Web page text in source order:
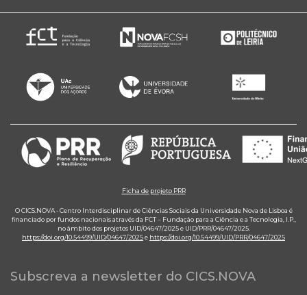
Ficha de projeto PRR
O CICS.NOVA - Centro Interdisciplinar de Ciências Sociais da Universidade Nova de Lisboa é
financiado por fundos nacionais através da FCT – Fundação para a Ciência e a Tecnologia, I.P.,
no âmbito dos projetos UID/04647/2025 e UID/PRR/04647/2025.
https://doi.org/10.54499/UID/04647/2025e https://doi.org/10.54499/UID/PRR/04647/2025
Subscreva a newsletter do CICS.NOVA